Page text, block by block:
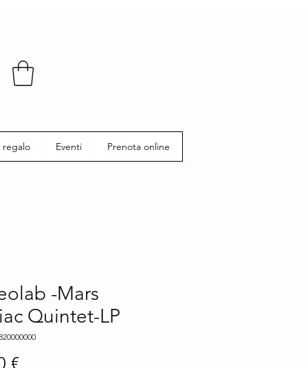
regalo Eventi Prenota online
-Mars
Quintet-LP
€Prezzo